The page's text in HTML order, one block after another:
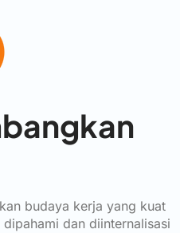
budaya kerja yang kuat
dan diinternalisasi